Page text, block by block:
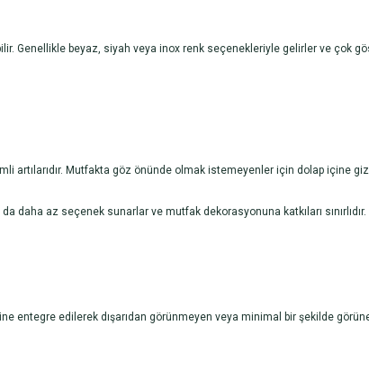
Genellikle beyaz, siyah veya inox renk seçenekleriyle gelirler ve çok
Mutfakta göz önünde olmak istemeyenler için dolap içine
daha az seçenek sunarlar ve mutfak dekorasyonuna katkıları
entegre edilerek dışarıdan görünmeyen veya minimal bir şekilde